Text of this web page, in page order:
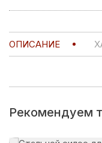
ОПИСАНИЕ
Рекомендуем